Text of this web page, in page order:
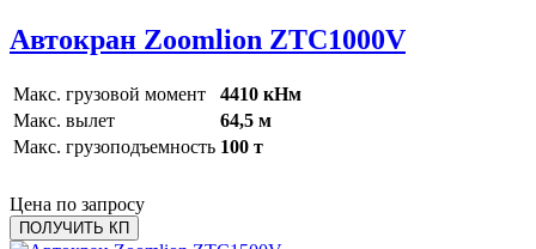
Автокран Zoomlion ZTC1000V
Макс. грузовой момент
4410 кНм
Макс. вылет
64,5 м
Макс. грузоподъемность 100 т
Цена по запросу
ПОЛУЧИТЬ КП